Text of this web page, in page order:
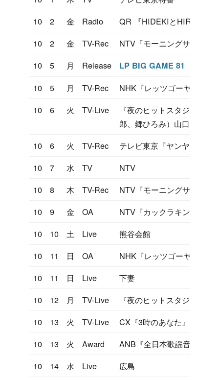
10
2 金 Radio
QR 『HIDEKIとHIROMIの
10
2 金 TV-Rec
NTV『モーニングサラダ』
10
5 月 Release LP BIG GAME 81
10 5 月 TV-Rec
NHK『レッツゴーヤング』
10
6 火 TV-Live
『夜のヒットスタジオ』
郎、郷ひろみ）山口百恵引
10
6 火 TV-Rec
テレビ東京『ヤンヤン歌う
10
7 水 TV
NTV
10
8 木 TV-Rec
NTV『モーニングサラダ』
10
9 金 OA
NTV『カックラキン大放送
10
10 土 Live
熊谷会館
10
11 日 OA
NHK『レッツゴーヤング』
10
11 日 Live
下妻
10
12 月 TV-Live
『夜のヒットスタジオ』
10
13 火 TV-Live
CX『3時のあなた』
10
13 火 Award
ANB『全日本歌謡音楽祭』
10
14 水 Live 広島